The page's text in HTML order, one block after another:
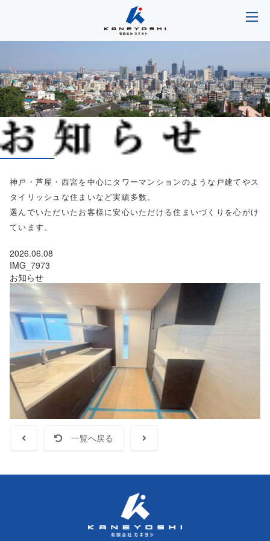
神戸・芦屋・西宮を中心にタワーマンションのような戸建てやス
タイリッシュな住まいなど実績多数。
選んでいただいたお客様に安心いただける住まいづくりを心がけ
ています。
2026.06.08
IMG_7973
お知らせ
一覧へ戻る